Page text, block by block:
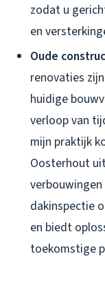
zodat u
en
Oude
renovaties
huidige
verloop van
mijn praktijk
Oosterhout
dakinspectie
en biedt
toekomstige